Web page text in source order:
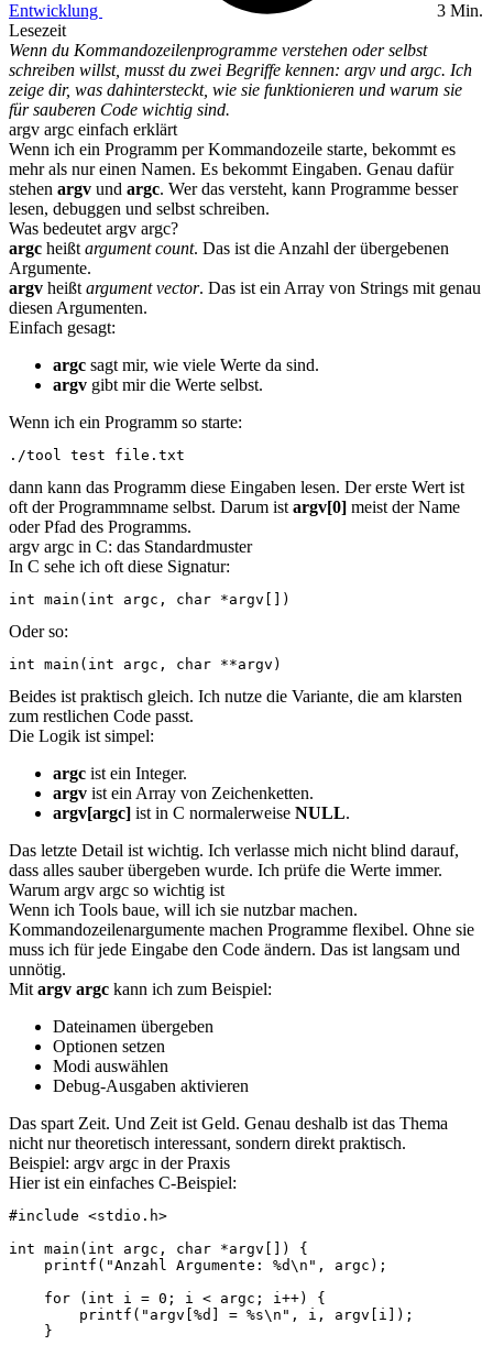
Entwicklung
3 Min.
Lesezeit
Wenn du Kommandozeilenprogramme verstehen oder selbst
schreiben willst, musst du zwei Begriffe kennen: argv und argc. Ich
zeige dir, was dahintersteckt, wie sie funktionieren und warum sie
für sauberen Code wichtig sind.
argv argc einfach erklärt
Wenn ich ein Programm per Kommandozeile starte, bekommt es
mehr als nur einen Namen. Es bekommt Eingaben. Genau dafür
stehen argv und argc. Wer das versteht, kann Programme besser
lesen, debuggen und selbst schreiben.
Was bedeutet argv argc?
argc heißt argument count. Das ist die Anzahl der übergebenen
Argumente.
argv heißt argument vector. Das ist ein Array von Strings mit genau
diesen Argumenten.
Einfach gesagt:
argc sagt mir, wie viele Werte da sind.
argv gibt mir die Werte selbst.
Wenn ich ein Programm so starte:
./tool test file.txt
dann kann das Programm diese Eingaben lesen. Der erste Wert ist
oft der Programmname selbst. Darum ist argv[0] meist der Name
oder Pfad des Programms.
argv argc in C: das Standardmuster
In C sehe ich oft diese Signatur:
int main(int argc, char *argv[])
Oder so:
int main(int argc, char **argv)
Beides ist praktisch gleich. Ich nutze die Variante, die am klarsten
zum restlichen Code passt.
Die Logik ist simpel:
argc ist ein Integer.
argv ist ein Array von Zeichenketten.
argv[argc] ist in C normalerweise NULL.
Das letzte Detail ist wichtig. Ich verlasse mich nicht blind darauf,
dass alles sauber übergeben wurde. Ich prüfe die Werte immer.
Warum argv argc so wichtig ist
Wenn ich Tools baue, will ich sie nutzbar machen.
Kommandozeilenargumente machen Programme flexibel. Ohne sie
muss ich für jede Eingabe den Code ändern. Das ist langsam und
unnötig.
Mit argv argc kann ich zum Beispiel:
Dateinamen übergeben
Optionen setzen
Modi auswählen
Debug-Ausgaben aktivieren
Das spart Zeit. Und Zeit ist Geld. Genau deshalb ist das Thema
nicht nur theoretisch interessant, sondern direkt praktisch.
Beispiel: argv argc in der Praxis
Hier ist ein einfaches C-Beispiel:
#include <stdio.h>
int main(int argc, char *argv[]) {
    printf("Anzahl Argumente: %d\n", argc);
    for (int i = 0; i < argc; i++) {
        printf("argv[%d] = %s\n", i, argv[i]);
    }